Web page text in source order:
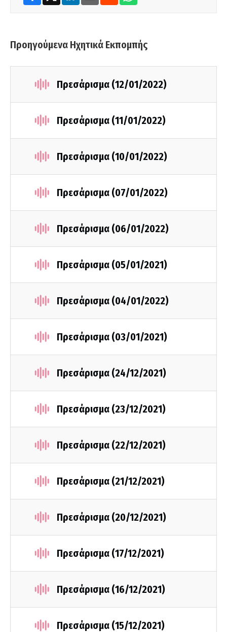
Προηγούμενα Ηχητικά Εκπομπής
Πρεσάρισμα (12/01/2022)
Πρεσάρισμα (11/01/2022)
Πρεσάρισμα (10/01/2022)
Πρεσάρισμα (07/01/2022)
Πρεσάρισμα (06/01/2022)
Πρεσάρισμα (05/01/2021)
Πρεσάρισμα (04/01/2022)
Πρεσάρισμα (03/01/2021)
Πρεσάρισμα (24/12/2021)
Πρεσάρισμα (23/12/2021)
Πρεσάρισμα (22/12/2021)
Πρεσάρισμα (21/12/2021)
Πρεσάρισμα (20/12/2021)
Πρεσάρισμα (17/12/2021)
Πρεσάρισμα (16/12/2021)
Πρεσάρισμα (15/12/2021)